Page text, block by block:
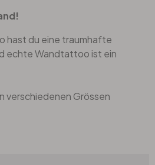
hast du eine traumhafte
echte Wandtattoo ist ein
verschiedenen Grössen